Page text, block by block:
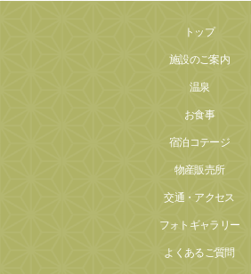
トップ
施設のご案内
温泉
お食事
宿泊コテージ
物産販売所
交通・アクセス
フォトギャラリー
よくあるご質問